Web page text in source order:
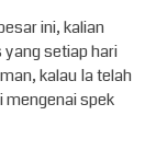
ini, kalian
setiap hari
kalau Ia telah
mengenai spek